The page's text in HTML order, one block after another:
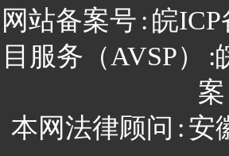
网站备案号 : 皖ICP
目服务（AVSP）
:
案
本网法律顾问 : 安